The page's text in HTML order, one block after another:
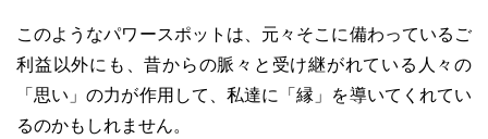
このようなパワースポットは、元々そこに備わっているご
利益以外にも、昔からの脈々と受け継がれている人々の
「思い」の力が作用して、私達に「縁」を導いてくれてい
るのかもしれません。